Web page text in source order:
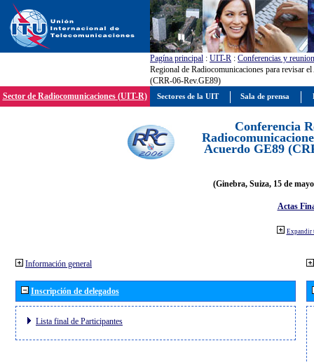
Pagína principal : UIT-R : Conferencias y
Regional de Radiocomunicaciones para revisar
(CRR-06-Rev.GE89)
Sector de Radiocomunicaciones (UIT-R)
Conferencia
Acuerdo GE89
(Ginebra, Suiza, 15 de
Actas
Expandir
Información general
Inscripción de delegados
Lista final de Participantes
Sectores de la UIT Sala de prensa